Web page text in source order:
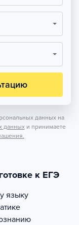
данных на
данных и принимаете
к ЕГЭ
языку